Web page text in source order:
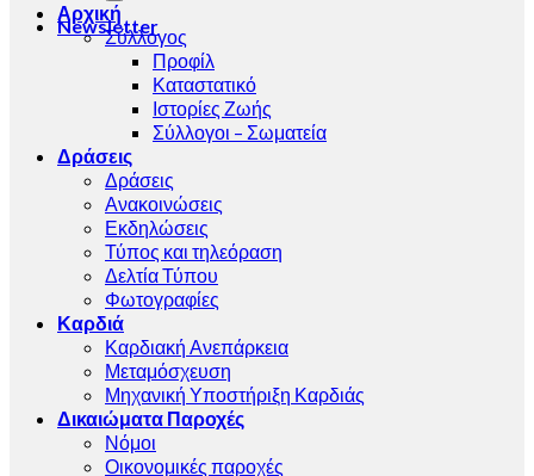
Αρχική
Σύλλογος
Προφίλ
Καταστατικό
Ιστορίες Ζωής
Σύλλογοι – Σωματεία
Δράσεις
Δράσεις
Ανακοινώσεις
Εκδηλώσεις
Τύπος και τηλεόραση
Δελτία Τύπου
Φωτογραφίες
Καρδιά
Καρδιακή Ανεπάρκεια
Μεταμόσχευση
Μηχανική Υποστήριξη Καρδιάς
Δικαιώματα Παροχές
Νόμοι
Οικονομικές παροχές
Newsletter